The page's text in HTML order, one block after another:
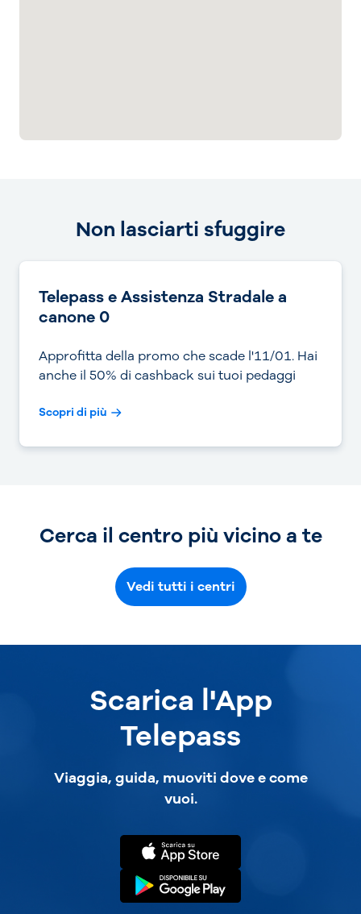
Non lasciarti sfuggire
Telepass e Assistenza Stradale a
canone 0
Approfitta della promo che scade l'11/01. Hai
anche il 50% di cashback sui tuoi pedaggi
Scopri di più
Cerca il centro più vicino a te
Vedi tutti i centri
Scarica l'App
Telepass
Viaggia, guida, muoviti dove e come
vuoi.